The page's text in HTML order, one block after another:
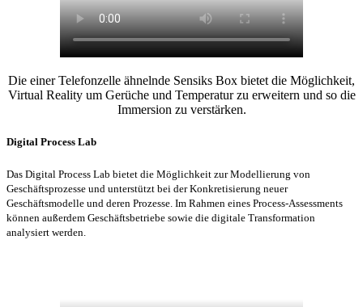
Die einer Telefonzelle ähnelnde Sensiks Box bietet die Möglichkeit,
Virtual Reality um Gerüche und Temperatur zu erweitern und so die
Immersion zu verstärken.
Digital Process Lab
Das Digital Process Lab bietet die Möglichkeit zur Modellierung von
Geschäftsprozesse und unterstützt bei der Konkretisierung neuer
Geschäftsmodelle und deren Prozesse. Im Rahmen eines Process-Assessments
können außerdem Geschäftsbetriebe sowie die digitale Transformation
analysiert werden.